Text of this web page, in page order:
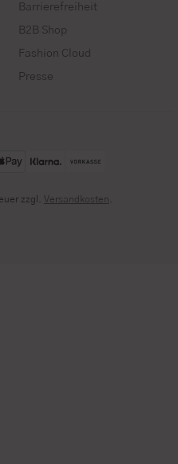
Barrierefreiheit
B2B Shop
Fashion Cloud
Presse
zzgl. Versandkosten